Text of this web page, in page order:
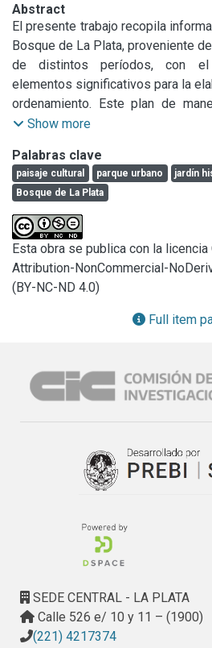
Abstract
El presente trabajo recopila
Bosque de La Plata, proveniente
de distintos períodos, con
elementos significativos para la
ordenamiento. Este plan de
urbano de la ciudad es una antigua
venideras, para asegurar que
futuro. A estos fines, se
antecedentes internacionales que
importante equipamiento urbano y
se sustentaron. En segunda
circunstancias de la creación del
histórica y paisajista acorde a los
fines del siglo XIX y su
posteriormente su evolución
casos incompatibles con su
Por último, se analizan los
Show more
Palabras clave
paisaje cultural parque urbano
jardín
Bosque de La Plata
Esta obra se publica con la
Attribution-NonCommercial-
(BY-NC-ND 4.0)
Full item
SEDE CENTRAL - LA PLATA
Calle 526 e/ 10 y 11 – (1900)
(221) 4217374